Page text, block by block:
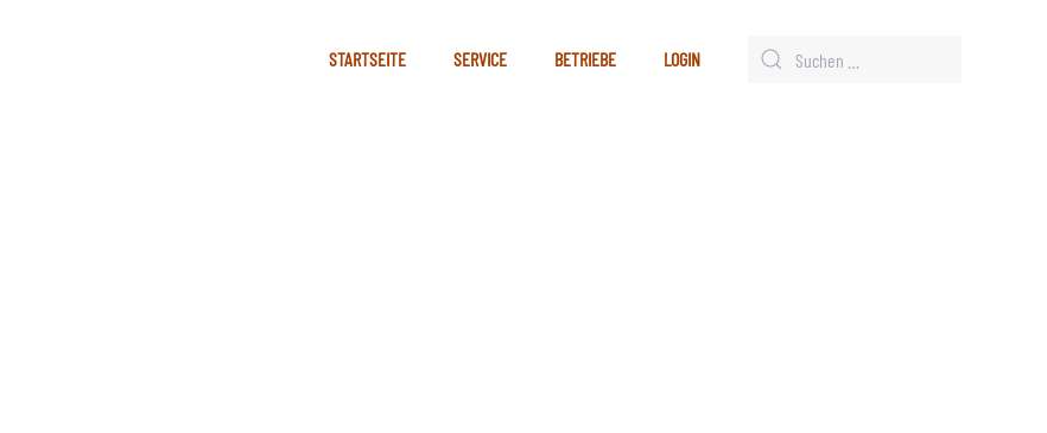
STARTSEITE SERVICE BETRIEBE LOGIN